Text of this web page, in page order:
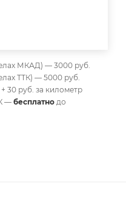
МКАД) — 3000 руб.
ТТК) — 5000 руб.
30 руб. за километр
—бесплатно до